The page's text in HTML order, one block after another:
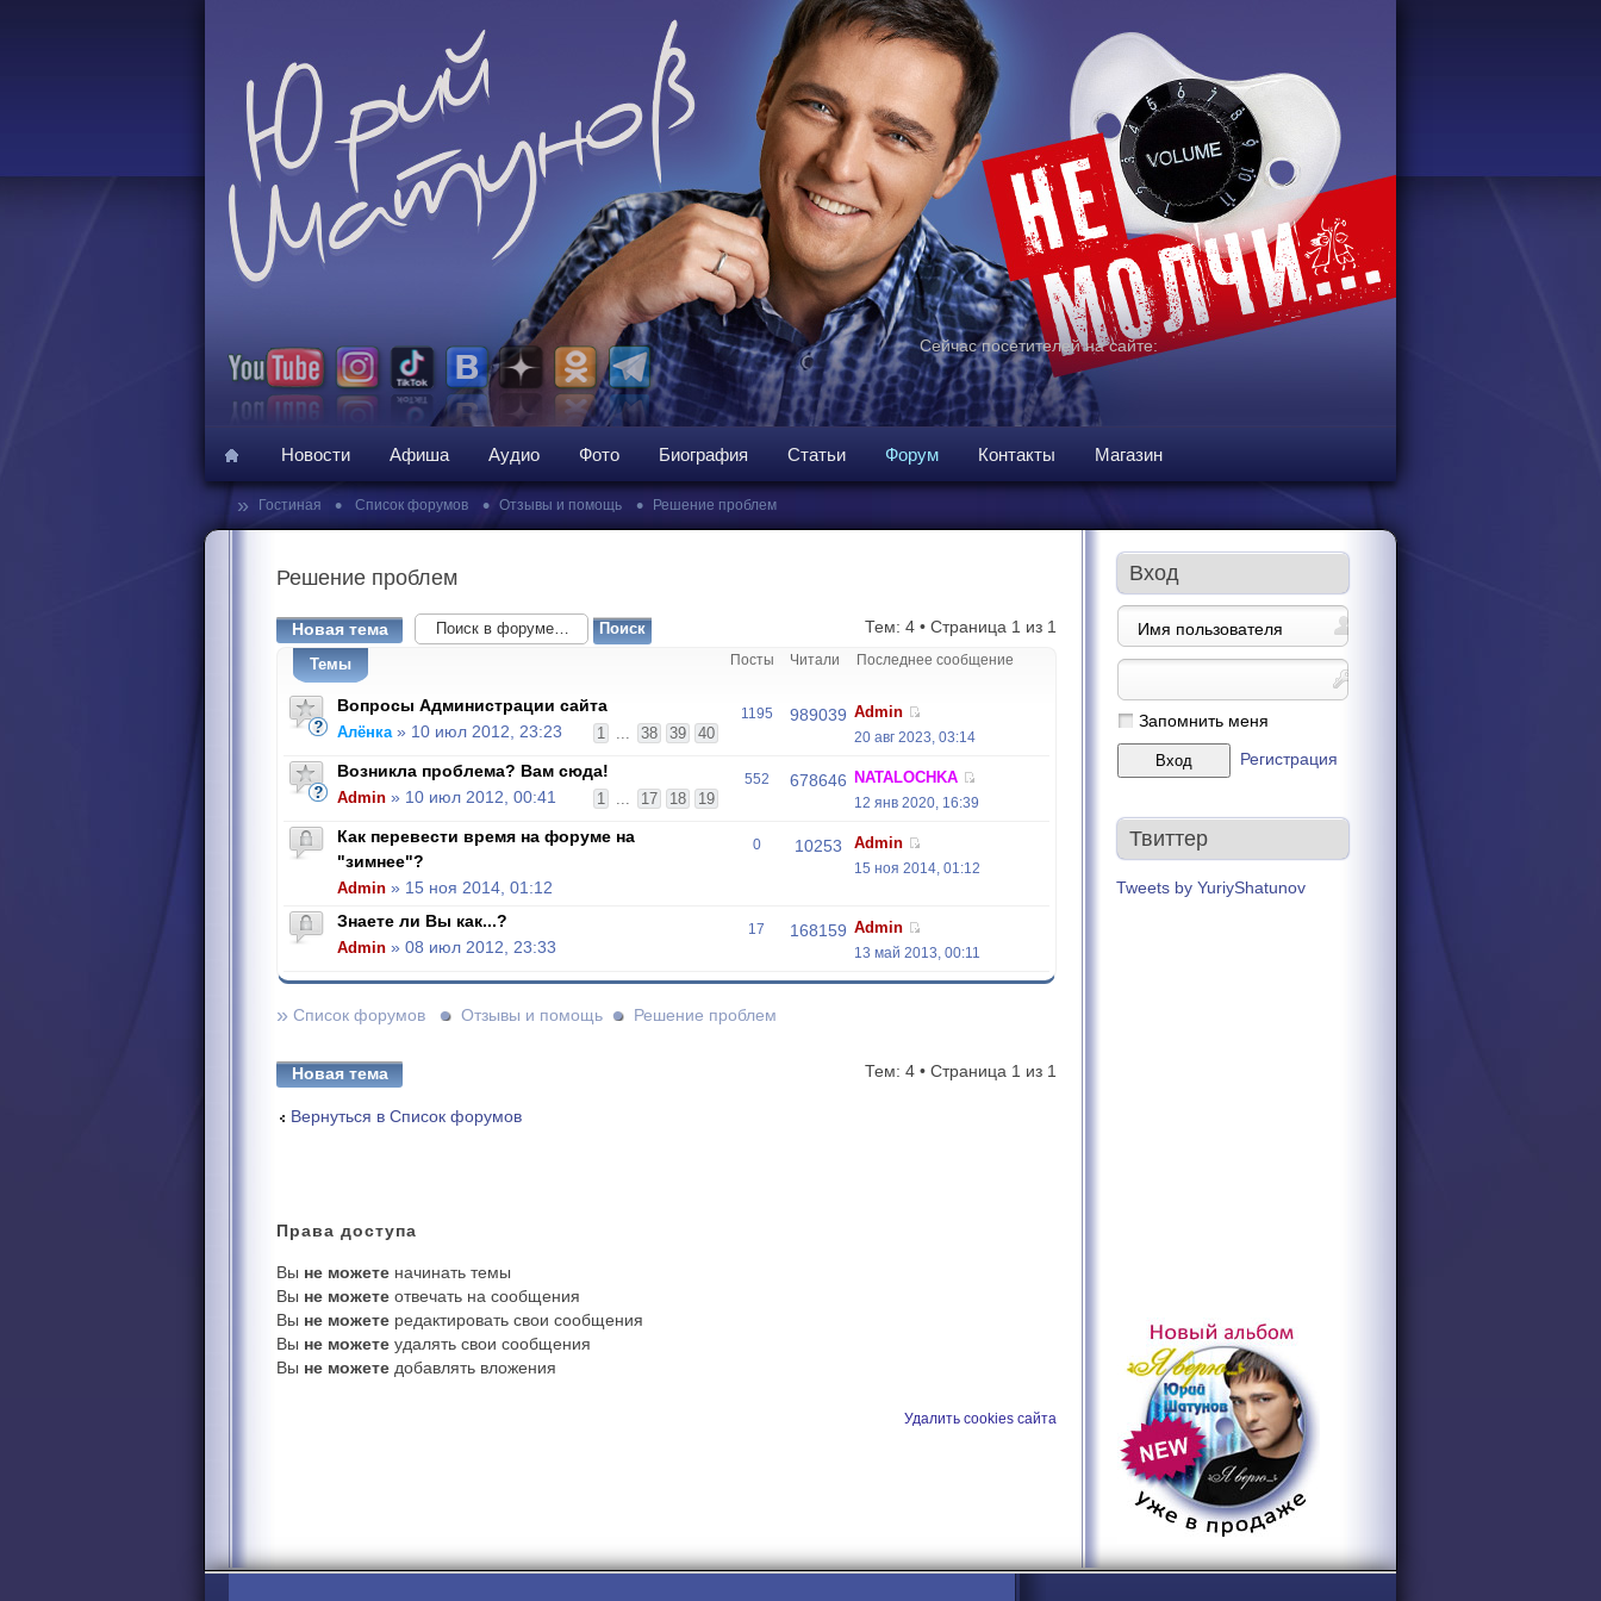
Сейчас посетителей на сайте:
Новости Афиша Аудио Фото Биография Статьи Форум Контакты Магазин
» Гостиная • Список форумов • Отзывы и помощь • Решение проблем
Решение проблем
Новая тема Тем: 4 • Страница 1 из 1
Темы Посты Читали Последнее сообщение
Вопросы Администрации сайта
1 ... 38 39 40
Алёнка» 10 июл 2012, 23:23
1195 989039 Admin
20 авг 2023, 03:14
Возникла проблема? Вам сюда!
1 ... 17 18 19
Admin » 10 июл 2012, 00:41
552 678646 NATALOCHKA
12 янв 2020, 16:39
Как перевести время на форуме на
"зимнее"?
Admin » 15 ноя 2014, 01:12
0 10253 Admin
15 ноя 2014, 01:12
Знаете ли Вы как...?
Admin » 08 июл 2012, 23:33
17 168159 Admin
13 май 2013, 00:11
» Список форумов Отзывы и помощь Решение проблем
Новая тема Тем: 4 • Страница 1 из 1
Вернуться в Список форумов
Права доступа
Вы не можете начинать темы
Вы не можете отвечать на сообщения
Вы не можете редактировать свои сообщения
Вы не можете удалять свои сообщения
Вы не можете добавлять вложения
Удалить cookies сайта
Вход
Запомнить меня
Регистрация
Твиттер
Tweets by YuriyShatunov